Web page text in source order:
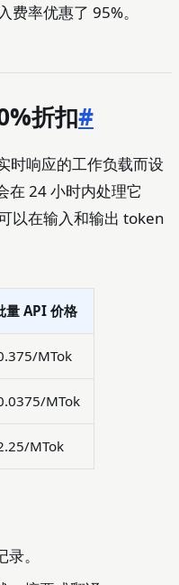
率优惠了 95%。
折扣#
时响应的工作负载而设
在 24 小时内处理它
以在输入和输出 token
量 API 价格
MTok
MTok
MTok
。